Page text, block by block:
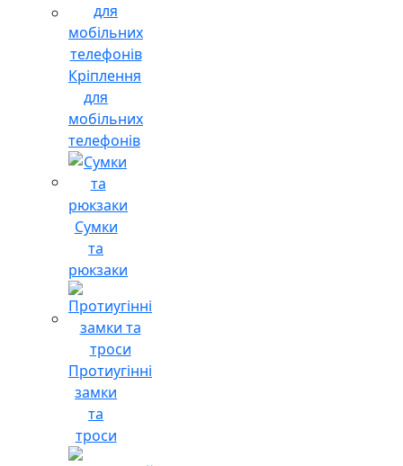
Кріплення
для
мобільних
телефонів
Сумки
та
рюкзаки
Протиугінні
замки
та
троси